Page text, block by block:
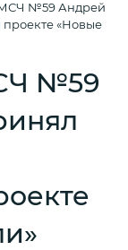
№59 Андрей
проекте «Новые
№59